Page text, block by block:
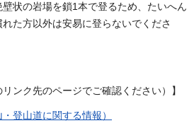
状の岩場を鎖1本で登るため、たいへん
た方以外は安易に登らないでくださ
ンク先のページでご確認ください）】
登山道に関する情報）